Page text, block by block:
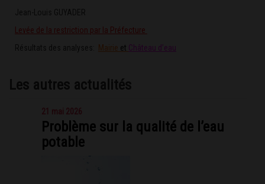
Jean-Louis GUYADER
Levée de la restriction par la Préfecture
Résultats des analyses:
Mairie et Château d’eau
Les autres actualités
21 mai 2026
Problème sur la qualité de l’eau
potable